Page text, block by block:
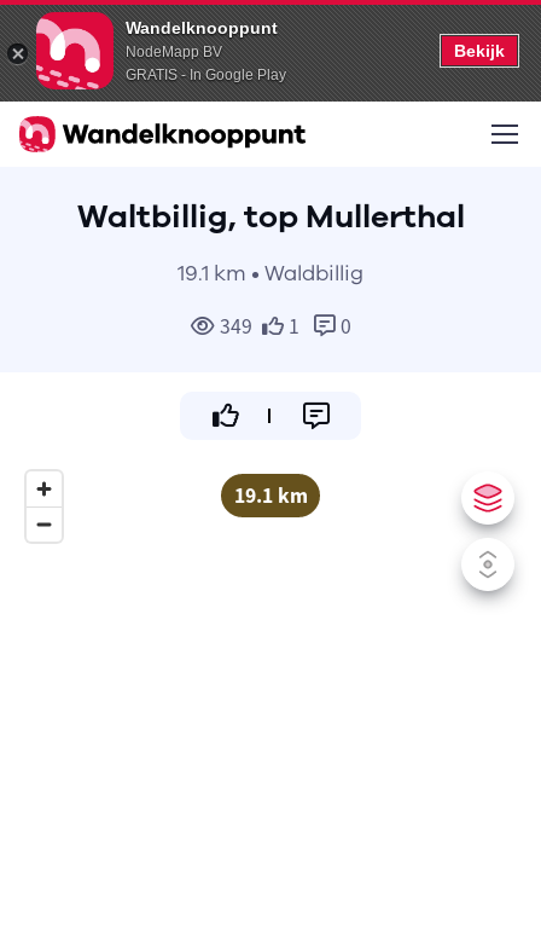
Wandelknooppunt
NodeMapp BV
GRATIS - In Google Play
Bekijk
Waltbillig, top Mullerthal
19.1 km • Waldbillig
349 1 0
19.1 km